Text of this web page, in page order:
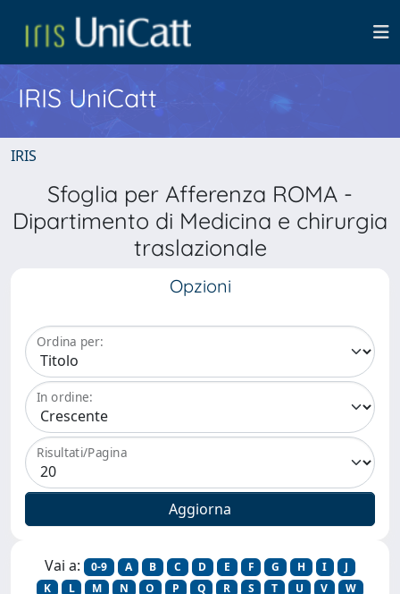
IRIS UniCatt
IRIS
Sfoglia per Afferenza ROMA -
Dipartimento di Medicina e chirurgia
traslazionale
Opzioni
Ordina per:
In ordine:
Risultati/Pagina
Vai a: 0-9 A B C D E F G H I
J
K
L M N O P Q R S T U V
W